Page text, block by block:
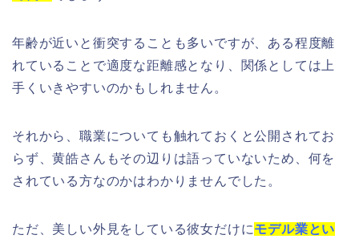
年齢が近いと衝突することも多いですが、ある程度離
れていることで適度な距離感となり、関係としては上
手くいきやすいのかもしれません。
それから、職業についても触れておくと公開されてお
らず、黄皓さんもその辺りは語っていないため、何を
されている方なのかはわかりませんでした。
ただ、美しい外見をしている彼女だけにモデル業とい